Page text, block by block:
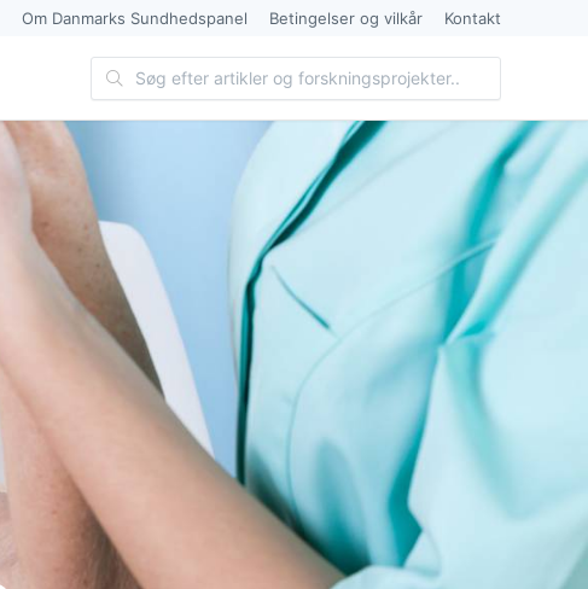
Om Danmarks Sundhedspanel Betingelser og vilkår Kontakt